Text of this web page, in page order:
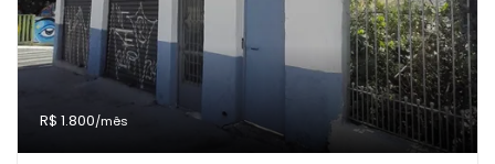
R$ 1.800/mês